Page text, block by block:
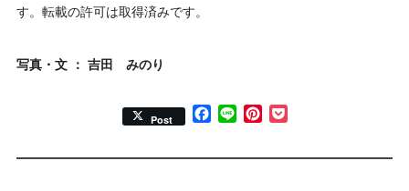
す。転載の許可は取得済みです。
写真・文 ： 吉田 みのり
Post Facebook
Line Pinterest